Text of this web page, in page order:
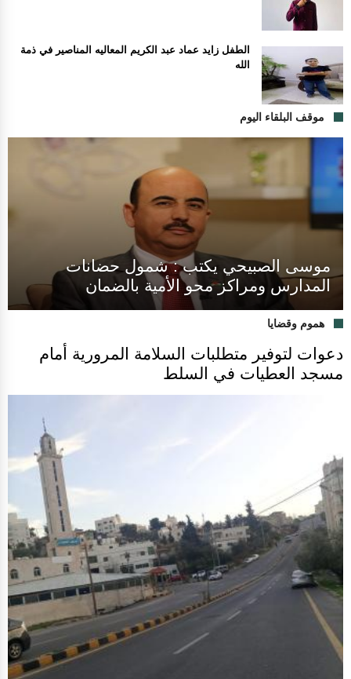
الطفل زايد عماد عبد الكريم المعاليه المناصير في ذمة
الله
موقف البلقاء اليوم
موسى الصبيحي يكتب : شمول حضانات
المدارس ومراكز محو الأمية بالضمان
هموم وقضايا
دعوات لتوفير متطلبات السلامة المرورية أمام
مسجد العطيات في السلط